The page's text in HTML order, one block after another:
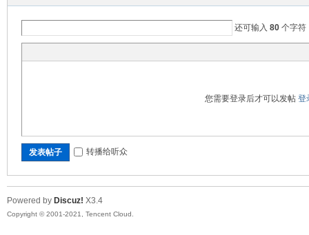
还可输入 80个字符
您需要登录后才可以发帖 登
发表帖子 转播给听众
Powered by Discuz! X3.4
Copyright © 2001-2021, Tencent Cloud.